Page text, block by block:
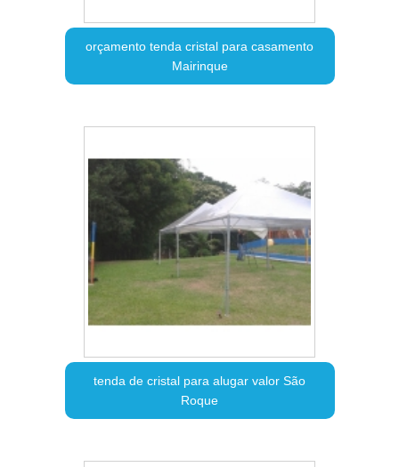
orçamento tenda cristal para casamento
Mairinque
tenda de cristal para alugar valor São
Roque